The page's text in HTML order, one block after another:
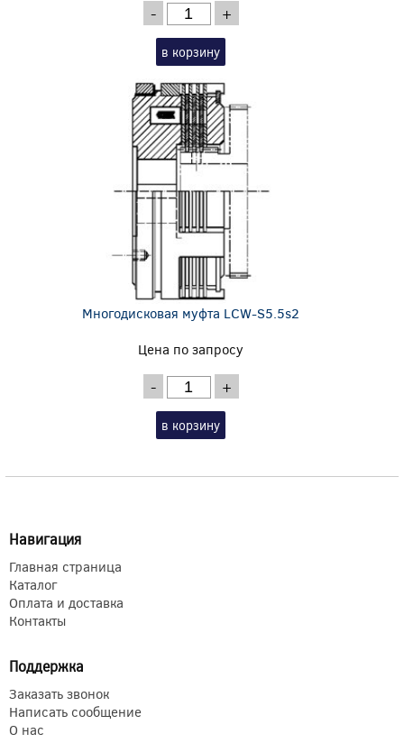
- +
в корзину
Многодисковая муфта LCW-S5.5s2
Цена по запросу
- +
в корзину
Навигация
Главная страница
Каталог
Оплата и доставка
Контакты
Поддержка
Заказать звонок
Написать сообщение
О нас